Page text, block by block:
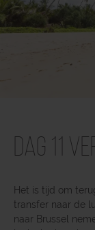
Dag 11
Het is tijd om
transfer naar de
naar Brussel